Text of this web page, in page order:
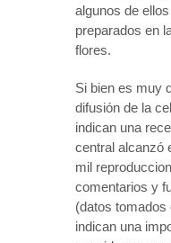
algunos de
preparados en
flores.
Si bien es muy
difusión de la
indican una
central alcanzó
mil
comentarios y
(datos tomados
indican una